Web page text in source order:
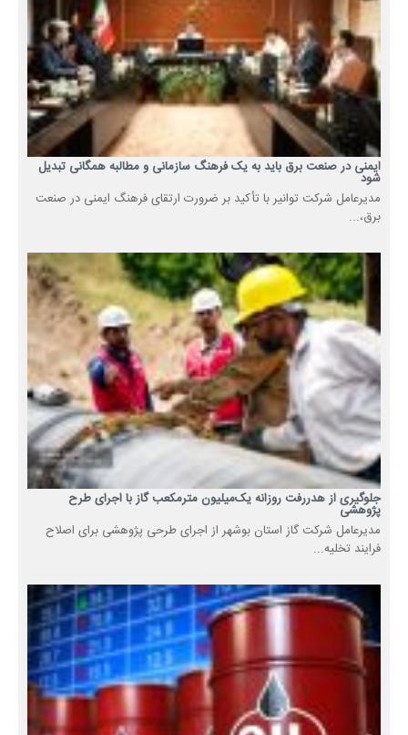
ایمنی در صنعت برق باید به یک فرهنگ سازمانی و مطالبه همگانی تبدیل
شود
مدیرعامل شرکت توانیر با تأکید بر ضرورت ارتقای فرهنگ ایمنی در صنعت
برق،...
جلوگیری از هدررفت روزانه یک‌میلیون مترمکعب گاز با اجرای طرح
پژوهشی
مدیرعامل شرکت گاز استان بوشهر از اجرای طرحی پژوهشی برای اصلاح
فرایند تخلیه...